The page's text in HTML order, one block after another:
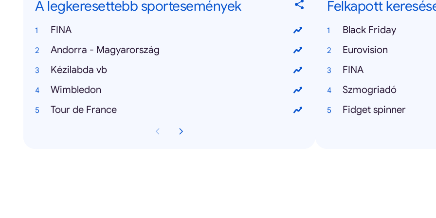
A legkeresettebb sportesemények
FINA
Andorra - Magyarország
Kézilabda vb
Wimbledon
Tour de France
Felkapott
Black Friday
Eurovision
FINA
Szmogriadó
Fidget spinner